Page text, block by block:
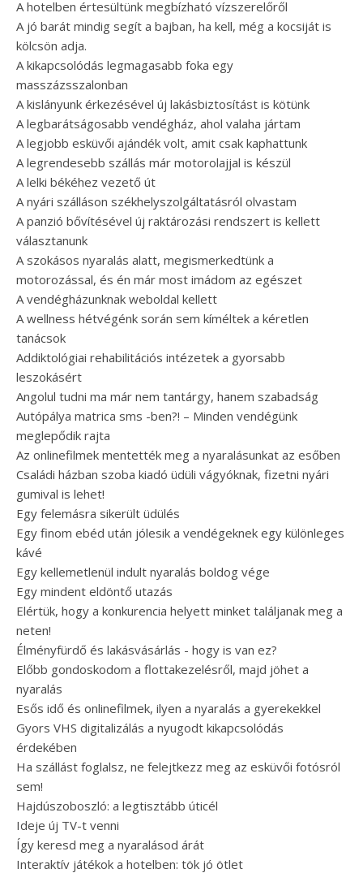
A hotelben értesültünk megbízható vízszerelőről
A jó barát mindig segít a bajban, ha kell, még a kocsiját is
kölcsön adja.
A kikapcsolódás legmagasabb foka egy
masszázsszalonban
A kislányunk érkezésével új lakásbiztosítást is kötünk
A legbarátságosabb vendégház, ahol valaha jártam
A legjobb esküvői ajándék volt, amit csak kaphattunk
A legrendesebb szállás már motorolajjal is készül
A lelki békéhez vezető út
A nyári szálláson székhelyszolgáltatásról olvastam
A panzió bővítésével új raktározási rendszert is kellett
választanunk
A szokásos nyaralás alatt, megismerkedtünk a
motorozással, és én már most imádom az egészet
A vendégházunknak weboldal kellett
A wellness hétvégénk során sem kíméltek a kéretlen
tanácsok
Addiktológiai rehabilitációs intézetek a gyorsabb
leszokásért
Angolul tudni ma már nem tantárgy, hanem szabadság
Autópálya matrica sms -ben?! – Minden vendégünk
meglepődik rajta
Az onlinefilmek mentették meg a nyaralásunkat az esőben
Családi házban szoba kiadó üdüli vágyóknak, fizetni nyári
gumival is lehet!
Egy felemásra sikerült üdülés
Egy finom ebéd után jólesik a vendégeknek egy különleges
kávé
Egy kellemetlenül indult nyaralás boldog vége
Egy mindent eldöntő utazás
Elértük, hogy a konkurencia helyett minket találjanak meg a
neten!
Élményfürdő és lakásvásárlás - hogy is van ez?
Előbb gondoskodom a flottakezelésről, majd jöhet a
nyaralás
Esős idő és onlinefilmek, ilyen a nyaralás a gyerekekkel
Gyors VHS digitalizálás a nyugodt kikapcsolódás
érdekében
Ha szállást foglalsz, ne felejtkezz meg az esküvői fotósról
sem!
Hajdúszoboszló: a legtisztább úticél
Ideje új TV-t venni
Így keresd meg a nyaralásod árát
Interaktív játékok a hotelben: tök jó ötlet